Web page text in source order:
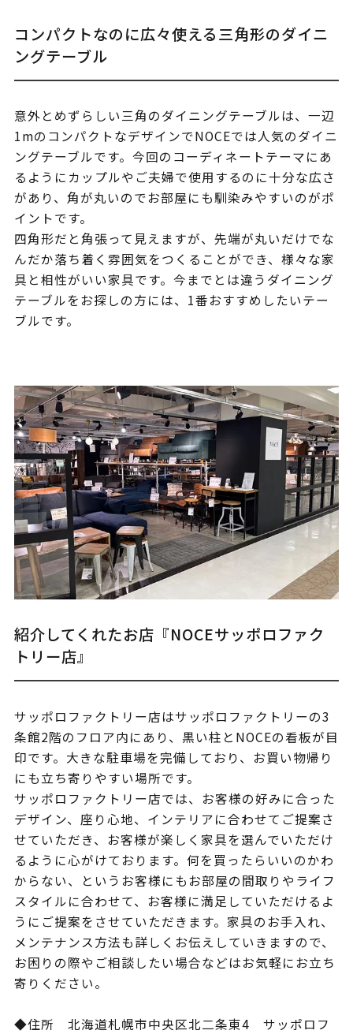
コンパクトなのに広々使える三角形のダイニ
ングテーブル
意外とめずらしい三角のダイニングテーブルは、一辺
1mのコンパクトなデザインでNOCEでは人気のダイニ
ングテーブルです。今回のコーディネートテーマにあ
るようにカップルやご夫婦で使用するのに十分な広さ
があり、角が丸いのでお部屋にも馴染みやすいのがポ
イントです。
四角形だと角張って見えますが、先端が丸いだけでな
んだか落ち着く雰囲気をつくることができ、様々な家
具と相性がいい家具です。今までとは違うダイニング
テーブルをお探しの方には、1番おすすめしたいテー
ブルです。
紹介してくれたお店『NOCEサッポロファク
トリー店』
サッポロファクトリー店はサッポロファクトリーの3
条館2階のフロア内にあり、黒い柱とNOCEの看板が目
印です。大きな駐車場を完備しており、お買い物帰り
にも立ち寄りやすい場所です。
サッポロファクトリー店では、お客様の好みに合った
デザイン、座り心地、インテリアに合わせてご提案さ
せていただき、お客様が楽しく家具を選んでいただけ
るように心がけております。何を買ったらいいのかわ
からない、というお客様にもお部屋の間取りやライフ
スタイルに合わせて、お客様に満足していただけるよ
うにご提案をさせていただきます。家具のお手入れ、
メンテナンス方法も詳しくお伝えしていきますので、
お困りの際やご相談したい場合などはお気軽にお立ち
寄りください。
◆住所 北海道札幌市中央区北二条東4 サッポロフ